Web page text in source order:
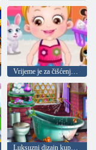
Vrijeme je za čišćenje za bebe Hazel
Luksuzni dizajn kupaonice